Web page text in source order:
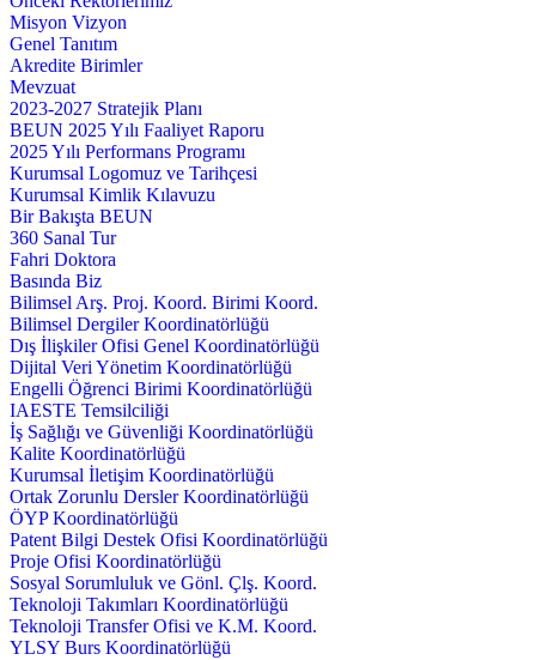
Misyon Vizyon
Genel Tanıtım
Akredite Birimler
Mevzuat
2023-2027 Stratejik Planı
BEUN 2025 Yılı Faaliyet Raporu
2025 Yılı Performans Programı
Kurumsal Logomuz ve Tarihçesi
Kurumsal Kimlik Kılavuzu
Bir Bakışta BEUN
360 Sanal Tur
Fahri Doktora
Basında Biz
Bilimsel Arş. Proj. Koord. Birimi Koord.
Bilimsel Dergiler Koordinatörlüğü
Dış İlişkiler Ofisi Genel Koordinatörlüğü
Dijital Veri Yönetim Koordinatörlüğü
Engelli Öğrenci Birimi Koordinatörlüğü
IAESTE Temsilciliği
İş Sağlığı ve Güvenliği Koordinatörlüğü
Kalite Koordinatörlüğü
Kurumsal İletişim Koordinatörlüğü
Ortak Zorunlu Dersler Koordinatörlüğü
ÖYP Koordinatörlüğü
Patent Bilgi Destek Ofisi Koordinatörlüğü
Proje Ofisi Koordinatörlüğü
Sosyal Sorumluluk ve Gönl. Çlş. Koord.
Teknoloji Takımları Koordinatörlüğü
Teknoloji Transfer Ofisi ve K.M. Koord.
YLSY Burs Koordinatörlüğü